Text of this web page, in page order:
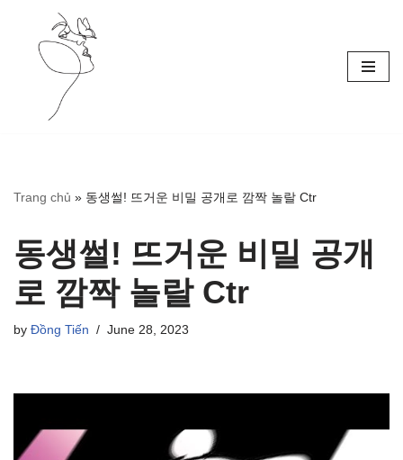
Skip
Trang chủ » 동생썰! 뜨거운 비밀 공개로 깜짝 놀랄 Ctr
동생썰! 뜨거운 비밀 공개
로 깜짝 놀랄 Ctr
by Đồng Tiến June 28, 2023